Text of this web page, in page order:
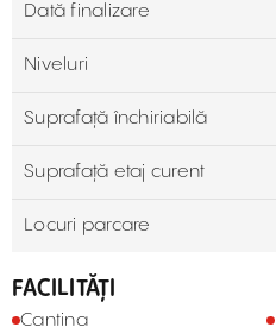
Dată finalizare
Niveluri
Suprafață închiriabilă
Suprafață etaj curent
Locuri parcare
FACILITĂȚI
Cantina